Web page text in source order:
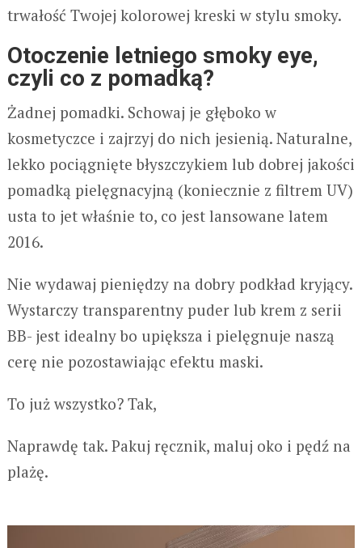
trwałość Twojej kolorowej kreski w stylu smoky.
Otoczenie letniego smoky eye,
czyli co z pomadką?
Żadnej pomadki. Schowaj je głęboko w
kosmetyczce i zajrzyj do nich jesienią. Naturalne,
lekko pociągnięte błyszczykiem lub dobrej jakości
pomadką pielęgnacyjną (koniecznie z filtrem UV)
usta to jet właśnie to, co jest lansowane latem
2016.
Nie wydawaj pieniędzy na dobry podkład kryjący.
Wystarczy transparentny puder lub krem z serii
BB- jest idealny bo upiększa i pielęgnuje naszą
cerę nie pozostawiając efektu maski.
To już wszystko? Tak,
Naprawdę tak. Pakuj ręcznik, maluj oko i pędź na
plażę.